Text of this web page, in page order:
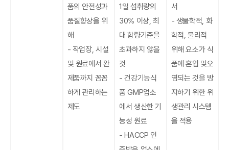
품의 안전성과
품질향상을 위
해
- 작업장, 시설
및 원료에서 완
제품까지 꼼꼼
하게 관리하는
제도
1일 섭취량의
30% 이상, 최
대 함량기준을
초과하지 않을
것
- 건강기능식
품 GMP업소
에서 생산한 기
능성 원료
- HACCP 인
서
- 생물학적, 화
학적, 물리적
위해 요소가 식
품에 혼입 및오
염되는 것을 방
지하기 위한 위
생관리 시스템
을 적용